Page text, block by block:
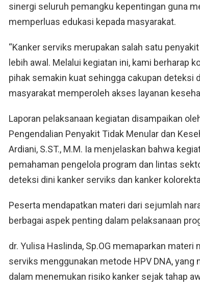
sinergi seluruh pemangku kepentingan guna
memperluas edukasi kepada masyarakat.
“Kanker serviks merupakan salah satu
lebih awal. Melalui kegiatan ini, kami berharap
pihak semakin kuat sehingga cakupan deteksi
masyarakat memperoleh akses layanan
Laporan pelaksanaan kegiatan disampaikan
Pengendalian Penyakit Tidak Menular dan
Ardiani, S.ST., M.M. Ia menjelaskan bahwa
pemahaman pengelola program dan lintas
deteksi dini kanker serviks dan kanker
Peserta mendapatkan materi dari sejumlah
berbagai aspek penting dalam pelaksanaan
dr. Yulisa Haslinda, Sp.OG memaparkan
serviks menggunakan metode HPV DNA,
dalam menemukan risiko kanker sejak tahap